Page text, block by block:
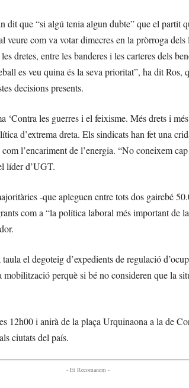
dit que “si algú tenia algun dubte” que el partit
veure com va votar dimecres en la pròrroga
dretes, entre les banderes i les carteres dels
es veu quina és la seva prioritat”, ha dit Ros,
decisions presents.
les guerres i el feixisme. Més drets i
d’extrema dreta. Els sindicats han fet una
l’encariment de l’energia. “No coneixem
líder d’UGT.
-que apleguen entre tots dos gairebé
com a “la política laboral més important de
el degoteig d’expedients de regulació
perquè si bé no consideren que la
12h00 i anirà de la plaça Urquinaona a la de
ciutats del país.
- Et Recomanem -